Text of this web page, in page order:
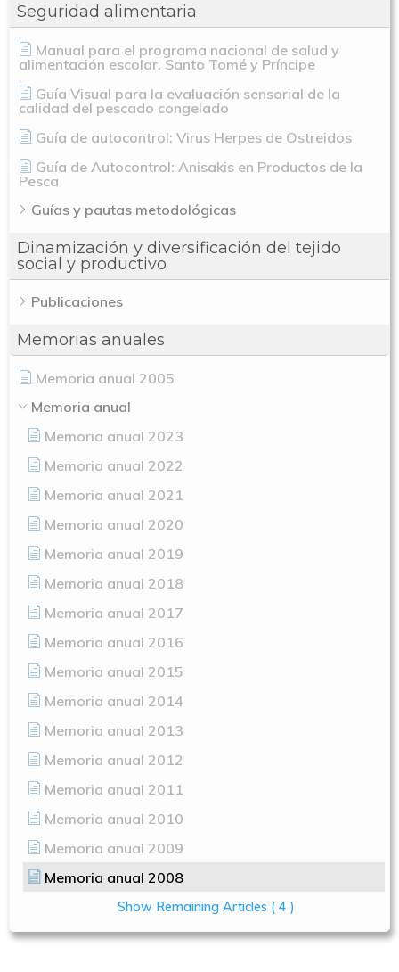
Seguridad alimentaria
Manual para el programa nacional de salud y
alimentación escolar. Santo Tomé y Príncipe
Guía Visual para la evaluación sensorial de la
calidad del pescado congelado
Guía de autocontrol: Virus Herpes de Ostreidos
Guía de Autocontrol: Anisakis en Productos de la
Pesca
Guías y pautas metodológicas
Dinamización y diversificación del tejido
social y productivo
Publicaciones
Memorias anuales
Memoria anual 2005
Memoria anual
Memoria anual 2023
Memoria anual 2022
Memoria anual 2021
Memoria anual 2020
Memoria anual 2019
Memoria anual 2018
Memoria anual 2017
Memoria anual 2016
Memoria anual 2015
Memoria anual 2014
Memoria anual 2013
Memoria anual 2012
Memoria anual 2011
Memoria anual 2010
Memoria anual 2009
Memoria anual 2008
Show Remaining Articles ( 4 )
Logo CETMAR
Gobierno
Plan De Igualdad